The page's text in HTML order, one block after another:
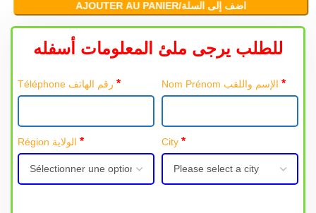
AJOUTER AU PANIER/اضف إلى السلة
للطلب يرجى ملئ المعلومات أسفله
Téléphone رقم الهاتف* *
Région الولاية* City *